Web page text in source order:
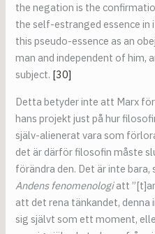
the negation is the
the self-estranged essence in
this pseudo-essence as an
man and independent of him,
subject. [30]
Detta betyder inte att Marx
hans projekt just på hur
själv-alienerat vara som
det är därför filosofin måste
förändra den. Det är inte
Andens fenomenologiatt
att det rena tänkandet, denna
sig självt som ett moment,